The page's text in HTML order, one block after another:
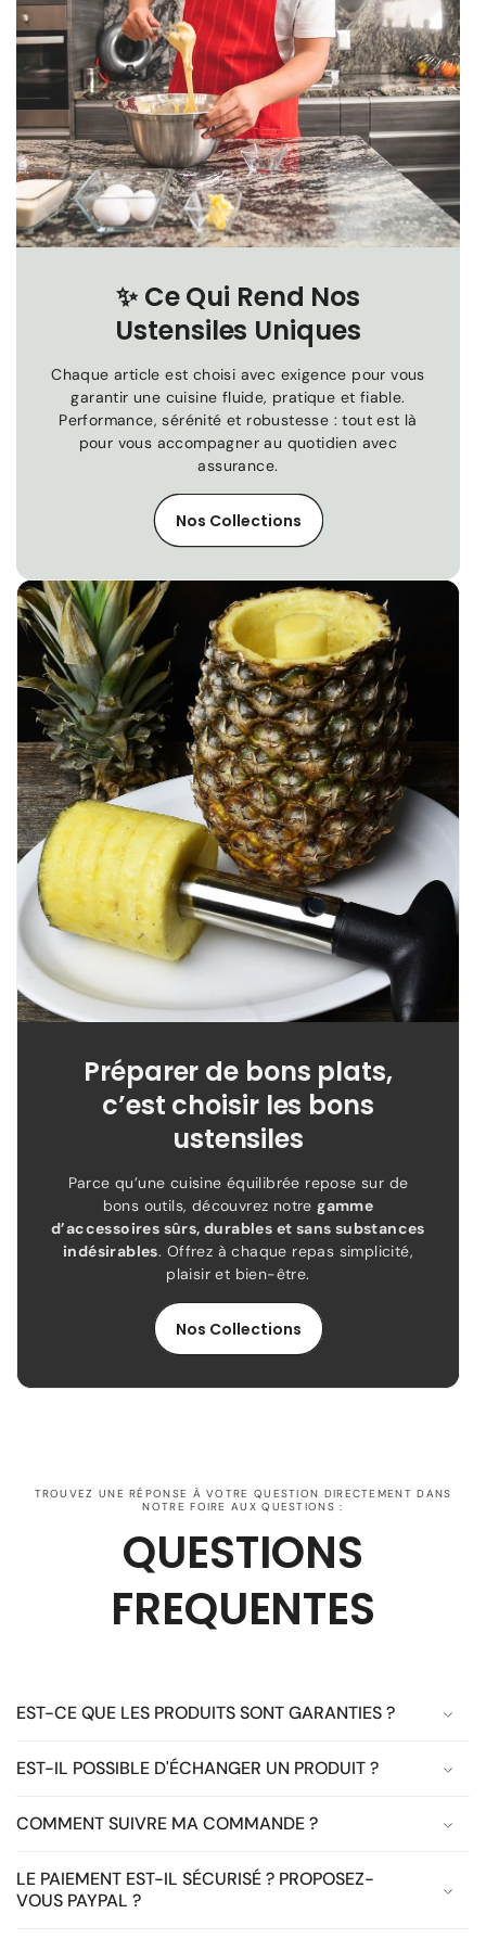
✨ Ce Qui Rend Nos
Ustensiles Uniques
Chaque article est choisi avec exigence pour vous
garantir une cuisine fluide, pratique et fiable.
Performance, sérénité et robustesse : tout est là
pour vous accompagner au quotidien avec
assurance.
Nos Collections
Préparer de bons plats,
c’est choisir les bons
ustensiles
Parce qu’une cuisine équilibrée repose sur de
bons outils, découvrez notregamme
d’accessoires sûrs, durables et sans substances
indésirables. Offrez à chaque repas simplicité,
plaisir et bien-être.
Nos Collections
TROUVEZ UNE RÉPONSE À VOTRE QUESTION DIRECTEMENT DANS
NOTRE FOIRE AUX QUESTIONS :
QUESTIONS
FREQUENTES
EST-CE QUE LES PRODUITS SONT GARANTIES ?
EST-IL POSSIBLE D'ÉCHANGER UN PRODUIT ?
COMMENT SUIVRE MA COMMANDE ?
LE PAIEMENT EST-IL SÉCURISÉ ? PROPOSEZ-
VOUS PAYPAL ?